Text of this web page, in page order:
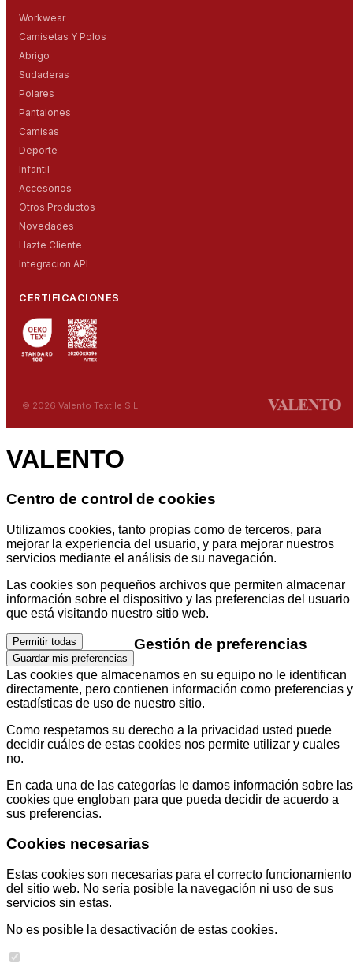
Workwear
Camisetas Y Polos
Abrigo
Sudaderas
Polares
Pantalones
Camisas
Deporte
Infantil
Accesorios
Otros Productos
Novedades
Hazte Cliente
Integracion API
CERTIFICACIONES
© 2026 Valento Textile S.L.
VALENTO
Centro de control de cookies
Utilizamos cookies, tanto propias como de terceros, para
mejorar la experiencia del usuario, y para mejorar nuestros
servicios mediante el análisis de su navegación.
Las cookies son pequeños archivos que permiten almacenar
información sobre el dispositivo y las preferencias del usuario
que está visitando nuestro sitio web.
Permitir todas
Guardar mis preferencias
Gestión de preferencias
Las cookies que almacenamos en su equipo no le identifican
directamente, pero contienen información como preferencias y
estadísticas de uso de nuestro sitio.
Como respetamos su derecho a la privacidad usted puede
decidir cuáles de estas cookies nos permite utilizar y cuales
no.
En cada una de las categorías le damos información sobre las
cookies que engloban para que pueda decidir de acuerdo a
sus preferencias.
Cookies necesarias
Estas cookies son necesarias para el correcto funcionamiento
del sitio web. No sería posible la navegación ni uso de sus
servicios sin estas.
No es posible la desactivación de estas cookies.